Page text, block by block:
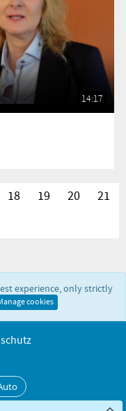
14:17
18 19 20 21
experience, only strictly
cookies